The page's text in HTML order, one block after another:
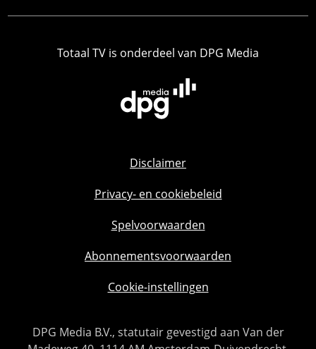
Totaal TV is onderdeel van DPG Media
Disclaimer
Privacy- en cookiebeleid
Spelvoorwaarden
Abonnementsvoorwaarden
Cookie-instellingen
DPG Media B.V., statutair gevestigd aan Van der